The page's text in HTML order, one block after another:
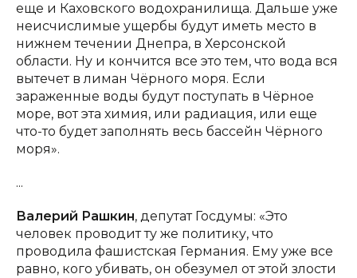
еще и Каховского водохранилища. Дальше уже
неисчислимые ущербы будут иметь место в
нижнем течении Днепра, в Херсонской
области. Ну и кончится все это тем, что вода вся
вытечет в лиман Чёрного моря. Если
зараженные воды будут поступать в Чёрное
море, вот эта химия, или радиация, или еще
что-то будет заполнять весь бассейн Чёрного
моря».
...
Валерий Рашкин, депутат Госдумы: «Это
человек проводит ту же политику, что
проводила фашистская Германия. Ему уже все
равно, кого убивать, он обезумел от этой злости